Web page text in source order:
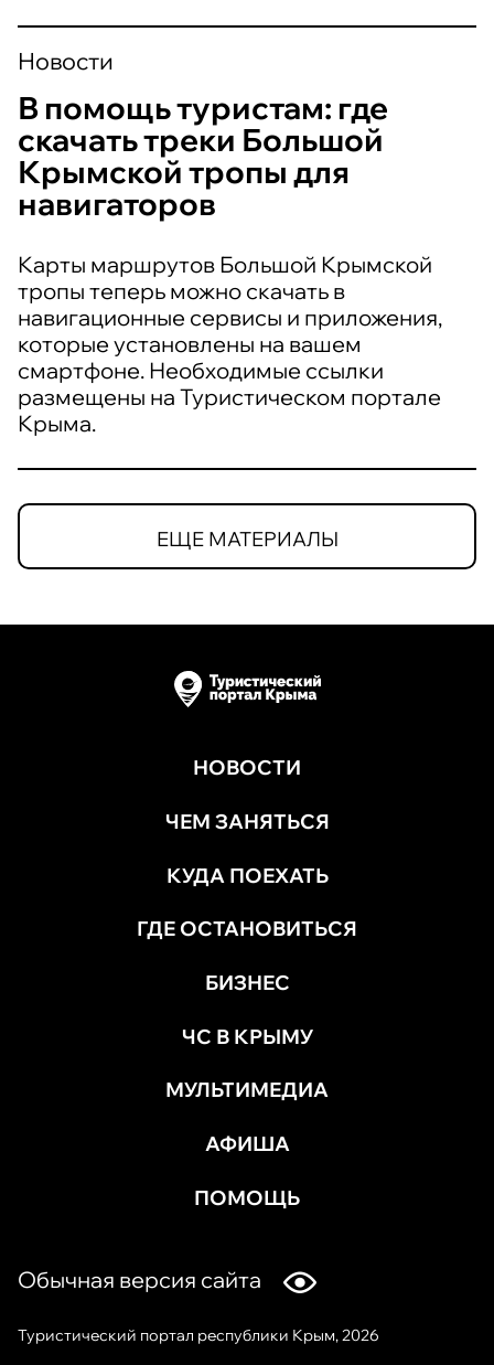
Новости
В помощь туристам: где
скачать треки Большой
Крымской тропы для
навигаторов
Карты маршрутов Большой Крымской
тропы теперь можно скачать в
навигационные сервисы и приложения,
которые установлены на вашем
смартфоне. Необходимые ссылки
размещены на Туристическом портале
Крыма.
ЕЩЕ МАТЕРИАЛЫ
НОВОСТИ
ЧЕМ ЗАНЯТЬСЯ
КУДА ПОЕХАТЬ
ГДЕ ОСТАНОВИТЬСЯ
БИЗНЕС
ЧС В КРЫМУ
МУЛЬТИМЕДИА
АФИША
ПОМОЩЬ
Обычная версия сайта
Туристический портал республики Крым, 2026